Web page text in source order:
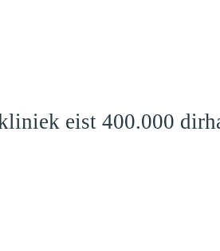
eist 400.000